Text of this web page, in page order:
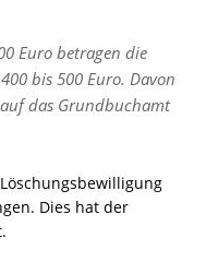
Euro betragen die
bis 500 Euro. Davon
das Grundbuchamt
Dies hat der